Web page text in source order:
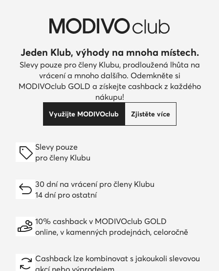
Jeden Klub, výhody na mnoha místech.
Slevy pouze pro členy Klubu, prodloužená lhůta na
vrácení a mnoho dalšího. Odemkněte si
MODIVOclub GOLD a získejte cashback z každého
nákupu!
Využijte MODIVOclub Zjistěte více
Slevy pouze
pro členy Klubu
30 dní na vrácení pro členy Klubu
14 dní pro ostatní
10% cashback v MODIVOclub GOLD
online, v kamenných prodejnách, celoročně
Cashback lze kombinovat s jakoukoli slevovou
akcí nebo výprodejem